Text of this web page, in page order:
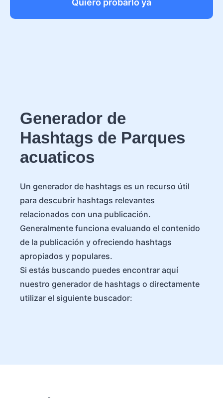
Generador de
Hashtags de Parques
acuaticos
Un generador de hashtags es un recurso útil
para descubrir hashtags relevantes
relacionados con una publicación.
Generalmente funciona evaluando el contenido
de la publicación y ofreciendo hashtags
apropiados y populares.
Si estás buscando puedes encontrar aquí
nuestro generador de hashtags o directamente
utilizar el siguiente buscador: